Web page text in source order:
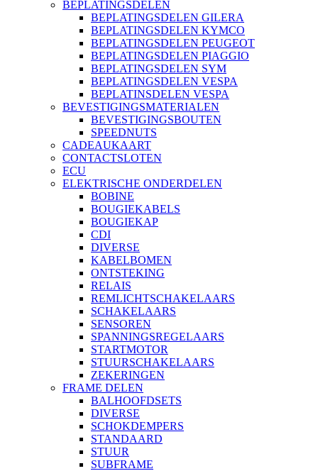
BEPLATINGSDELEN
BEPLATINGSDELEN GILERA
BEPLATINGSDELEN KYMCO
BEPLATINGSDELEN PEUGEOT
BEPLATINGSDELEN PIAGGIO
BEPLATINGSDELEN SYM
BEPLATINGSDELEN VESPA
BEPLATINSDELEN VESPA
BEVESTIGINGSMATERIALEN
BEVESTIGINGSBOUTEN
SPEEDNUTS
CADEAUKAART
CONTACTSLOTEN
ECU
ELEKTRISCHE ONDERDELEN
BOBINE
BOUGIEKABELS
BOUGIEKAP
CDI
DIVERSE
KABELBOMEN
ONTSTEKING
RELAIS
REMLICHTSCHAKELAARS
SCHAKELAARS
SENSOREN
SPANNINGSREGELAARS
STARTMOTOR
STUURSCHAKELAARS
ZEKERINGEN
FRAME DELEN
BALHOOFDSETS
DIVERSE
SCHOKDEMPERS
STANDAARD
STUUR
SUBFRAME